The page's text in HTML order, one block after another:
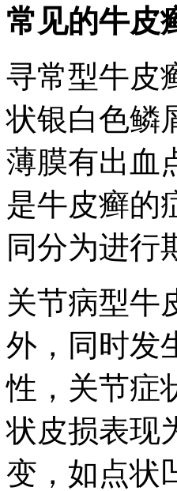
常见的牛皮
寻常型牛皮
状银白色鳞
薄膜有出血
是牛皮癣的
同分为进行
关节病型牛
外，同时发
性，关节症
状皮损表现
变，如点状